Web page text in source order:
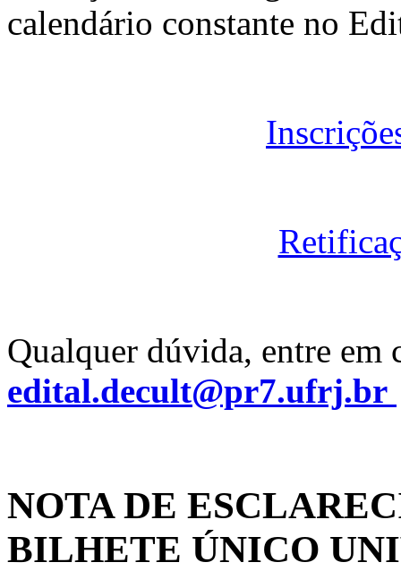
calendário constante no
Qualquer dúvida, entre em
edital.decult@pr7.ufrj.br
NOTA DE
BILHETE ÚNICO